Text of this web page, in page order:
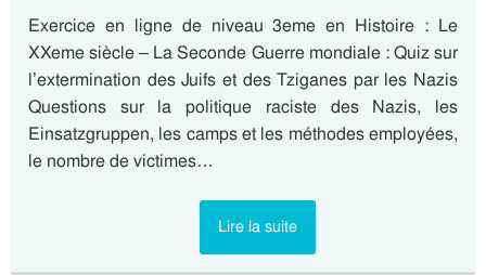
Exercice en ligne de niveau 3eme en Histoire : Le
XXeme siècle – La Seconde Guerre mondiale : Quiz sur
l’extermination des Juifs et des Tziganes par les Nazis
Questions sur la politique raciste des Nazis, les
Einsatzgruppen, les camps et les méthodes employées,
le nombre de victimes…
Lire la suite